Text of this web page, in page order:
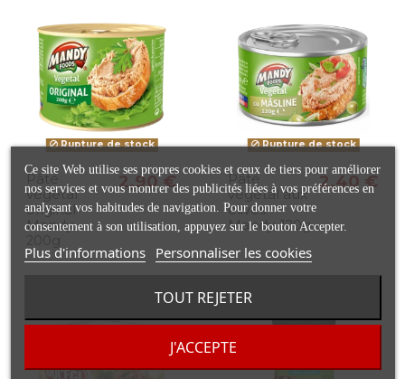
Rupture de stock
Pâté
végétal
original
Mandy,
2,90 €
Rupture de stock
Pâté
végétal aux
olives
Mandy, 120g
2,40 €
Ce site Web utilise ses propres cookies et ceux de tiers pour améliorer
nos services et vous montrer des publicités liées à vos préférences en
analysant vos habitudes de navigation. Pour donner votre
consentement à son utilisation, appuyez sur le bouton Accepter.
Plus d'informations Personnaliser les cookies
TOUT REJETER
J'ACCEPTE